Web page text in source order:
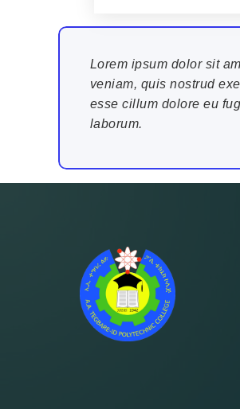
Lorem ipsum dolor sit
veniam, quis nostrud
esse cillum dolore eu
laborum.